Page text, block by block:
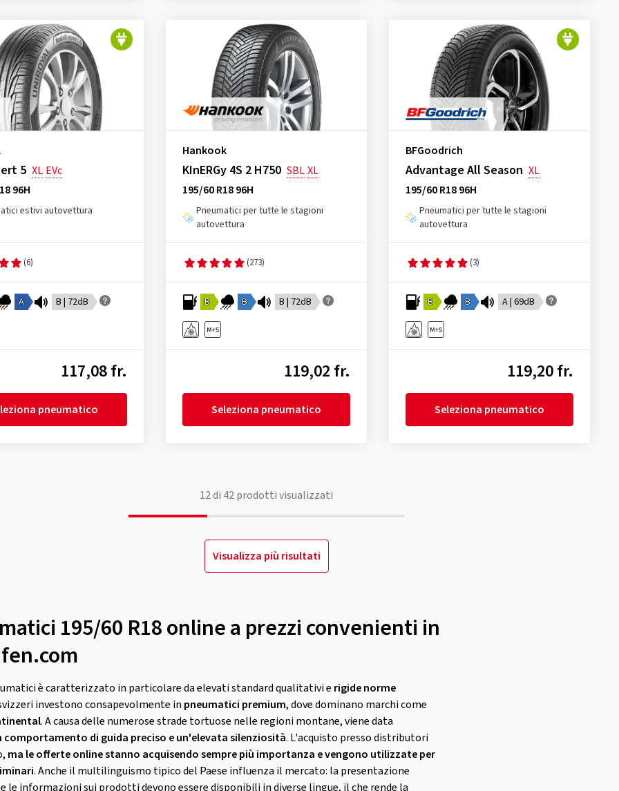
5 XL EVc
96H
estivi autovettura
(6)
A B | 72dB
117,08 fr.
pneumatico
Hankook
KInERGy 4S 2 H750 SBLXL
195/60 R18 96H
Pneumatici per tutte le stagioni
autovettura
(273)
B B B | 72dB
119,02 fr.
Seleziona pneumatico
BFGoodrich
Advantage All Season XL
195/60 R18 96H
Pneumatici per tutte le stagioni
autovettura
(3)
B B A | 69dB
119,20 fr.
Seleziona pneumatico
12di 42prodotti visualizzati
Visualizza più risultati
195/60 R18 online a prezzi convenienti in
è caratterizzato in particolare da elevati standard qualitativi e rigide norme
investono consapevolmente in pneumatici premium, dove dominano marchi come
. A causa delle numerose strade tortuose nelle regioni montane, viene data
comportamento di guida preciso e un'elevata silenziosità. L'acquisto presso distributori
ma le offerte online stanno acquisendo sempre più importanza e vengono utilizzate per
. Anche il multilinguismo tipico del Paese influenza il mercato: la presentazione
le informazioni sui prodotti devono essere disponibili in diverse lingue, il che rende la